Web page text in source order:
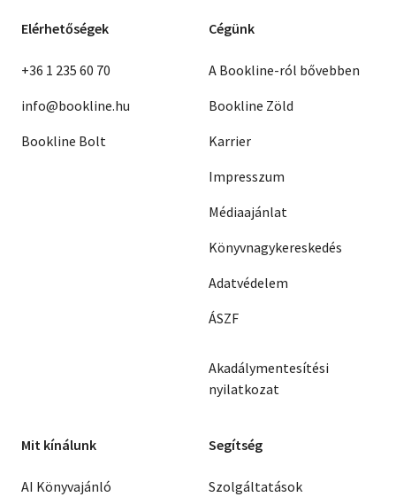
Elérhetőségek
+36 1 235 60 70
info@bookline.hu
Bookline Bolt
Cégünk
A Bookline-ról bővebben
Bookline Zöld
Karrier
Impresszum
Médiaajánlat
Könyvnagykereskedés
Adatvédelem
ÁSZF
Akadálymentesítési
nyilatkozat
Mit kínálunk
AI Könyvajánló
Segítség
Szolgáltatások